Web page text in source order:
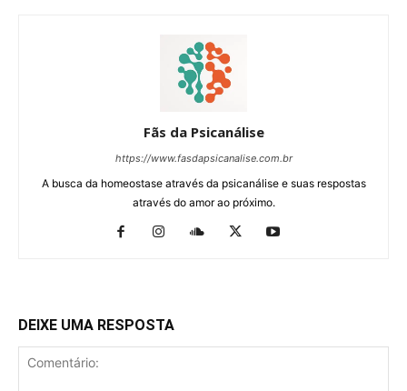
Fãs da Psicanálise
https://www.fasdapsicanalise.com.br
A busca da homeostase através da psicanálise e suas respostas
através do amor ao próximo.
DEIXE UMA RESPOSTA